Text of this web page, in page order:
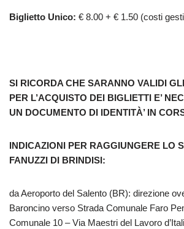
Biglietto Unico: € 8.00 + € 1.50 (costi
SI RICORDA CHE SARANNO VALIDI
PER L’ACQUISTO DEI BIGLIETTI E’
UN DOCUMENTO DI IDENTITÀ’ IN
INDICAZIONI PER RAGGIUNGERE LO
FANUZZI DI BRINDISI:
da Aeroporto del Salento (BR): direzione
Baroncino verso Strada Comunale Faro
Comunale 10 – Via Maestri del Lavoro